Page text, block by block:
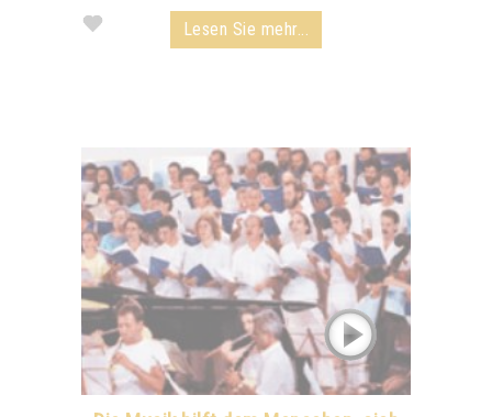
Lesen Sie mehr...